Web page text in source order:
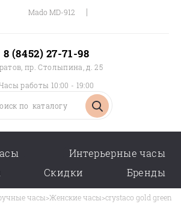
Mado MD-912 |
8 (8452) 27-71-98
пр. Столыпина, д. 25
работы 10:00 - 19:00
Интерьерные часы
Скидки Бренды
часы>Женские часы>crystaco gold green